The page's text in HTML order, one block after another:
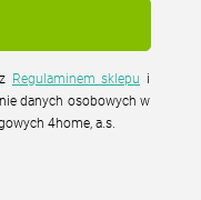
Regulaminem sklepu
danych osobowych w
4home, a.s.